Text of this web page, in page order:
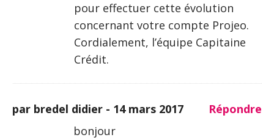
pour effectuer cette évolution
concernant votre compte Projeo.
Cordialement, l’équipe Capitaine
Crédit.
par bredel didier - 14 mars 2017
Répondre
bonjour